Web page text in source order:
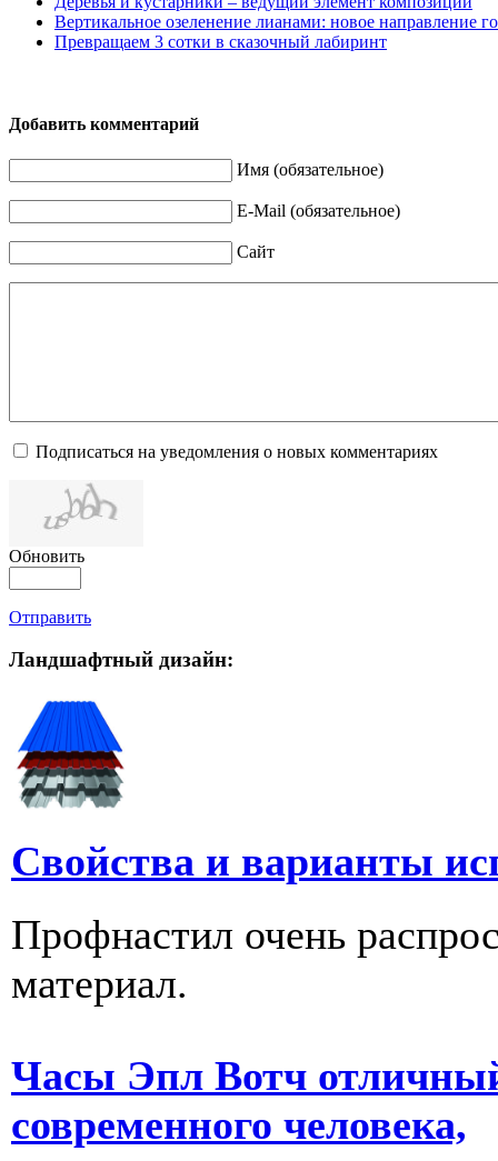
Вертикальное озеленение лианами: новое направление
Превращаем 3 сотки в сказочный лабиринт
Добавить комментарий
Имя (обязательное)
E-Mail (обязательное)
Сайт
Подписаться на уведомления о новых комментариях
Обновить
Отправить
Ландшафтный дизайн:
Свойства и варианты
Профнастил очень
материал.
Часы Эпл Вотч
современного человека,